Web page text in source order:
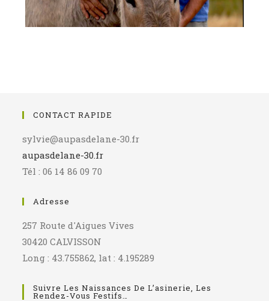
CONTACT RAPIDE
sylvie@aupasdelane-30.fr
aupasdelane-30.fr
Tél : 06 14 86 09 70
Adresse
257 Route d'Aigues Vives
30420 CALVISSON
Long : 43.755862, lat : 4.195289
Suivre Les Naissances De L’asinerie, Les
Rendez-Vous Festifs…